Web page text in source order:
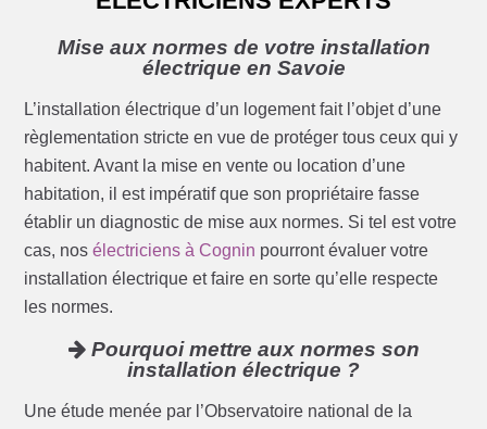
Mise aux normes de votre installation
électrique en Savoie
L’installation électrique d’un logement fait l’objet d’une
règlementation stricte en vue de protéger tous ceux qui y
habitent. Avant la mise en vente ou location d’une
habitation, il est impératif que son propriétaire fasse
établir un diagnostic de mise aux normes. Si tel est votre
cas, nosélectriciens à Cognin pourront évaluer votre
installation électrique et faire en sorte qu’elle respecte
les normes.
Pourquoi mettre aux normes son
installation électrique ?
Une étude menée par l’Observatoire national de la